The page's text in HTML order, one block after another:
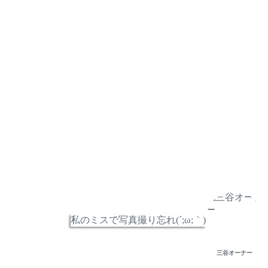
私のミスで写真撮り忘れ(´;ω;｀)
三谷オーナー